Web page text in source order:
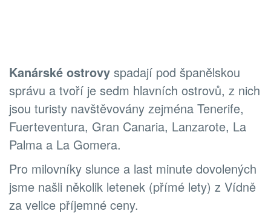
Kanárské ostrovy spadají pod španělskou
správu a tvoří je sedm hlavních ostrovů, z nich
jsou turisty navštěvovány zejména Tenerife,
Fuerteventura, Gran Canaria, Lanzarote, La
Palma a La Gomera.
Pro milovníky slunce a last minute dovolených
jsme našli několik letenek (přímé lety) z Vídně
za velice příjemné ceny.